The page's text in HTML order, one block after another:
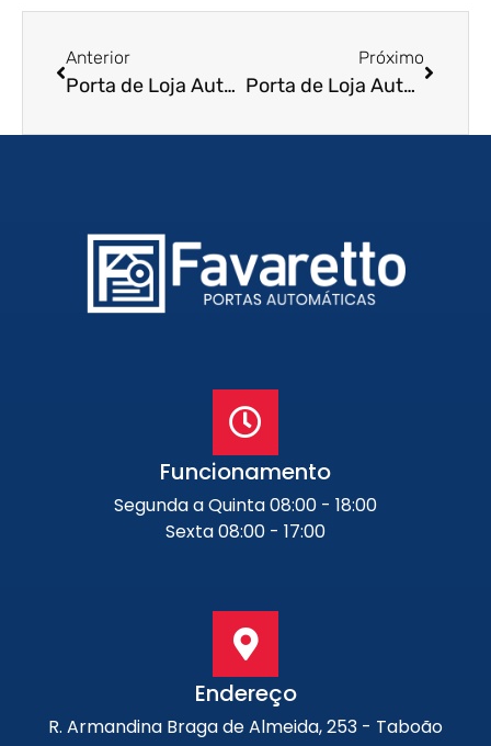
Anterior
Porta de Loja Automatica em Juiz de Fora – MG
Próximo
Porta de Loja Automatica em Joao Pessoa – PA
Funcionamento
Segunda a Quinta 08:00 - 18:00
Sexta 08:00 - 17:00
Endereço
R. Armandina Braga de Almeida, 253 - Taboão